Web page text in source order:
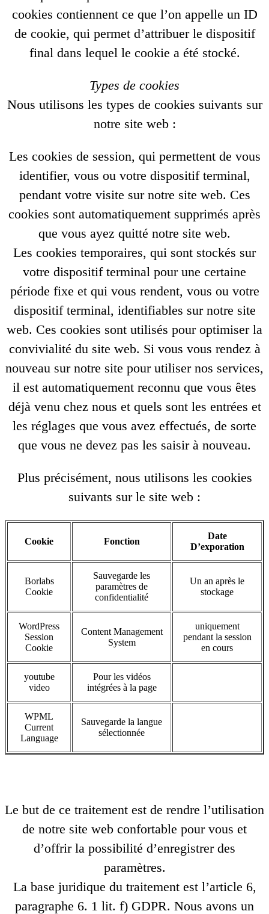
cookies contiennent ce que l’on appelle un ID
de cookie, qui permet d’attribuer le dispositif
final dans lequel le cookie a été stocké.
Types de cookies
Nous utilisons les types de cookies suivants sur
notre site web :
Les cookies de session, qui permettent de vous
identifier, vous ou votre dispositif terminal,
pendant votre visite sur notre site web. Ces
cookies sont automatiquement supprimés après
que vous ayez quitté notre site web.
Les cookies temporaires, qui sont stockés sur
votre dispositif terminal pour une certaine
période fixe et qui vous rendent, vous ou votre
dispositif terminal, identifiables sur notre site
web. Ces cookies sont utilisés pour optimiser la
convivialité du site web. Si vous vous rendez à
nouveau sur notre site pour utiliser nos services,
il est automatiquement reconnu que vous êtes
déjà venu chez nous et quels sont les entrées et
les réglages que vous avez effectués, de sorte
que vous ne devez pas les saisir à nouveau.
Plus précisément, nous utilisons les cookies
suivants sur le site web :
Cookie Fonction
Date
D’exporation
Borlabs
Cookie
Sauvegarde les
paramètres de
confidentialité
Un an après le
stockage
WordPress
Session
Cookie
Content Management
System
uniquement
pendant la session
en cours
youtube
video
Pour les vidéos
intégrées à la page
WPML
Current
Language
Sauvegarde la langue
sélectionnée
Le but de ce traitement est de rendre l’utilisation
de notre site web confortable pour vous et
d’offrir la possibilité d’enregistrer des
paramètres.
La base juridique du traitement est l’article 6,
paragraphe 6. 1 lit. f) GDPR. Nous avons un